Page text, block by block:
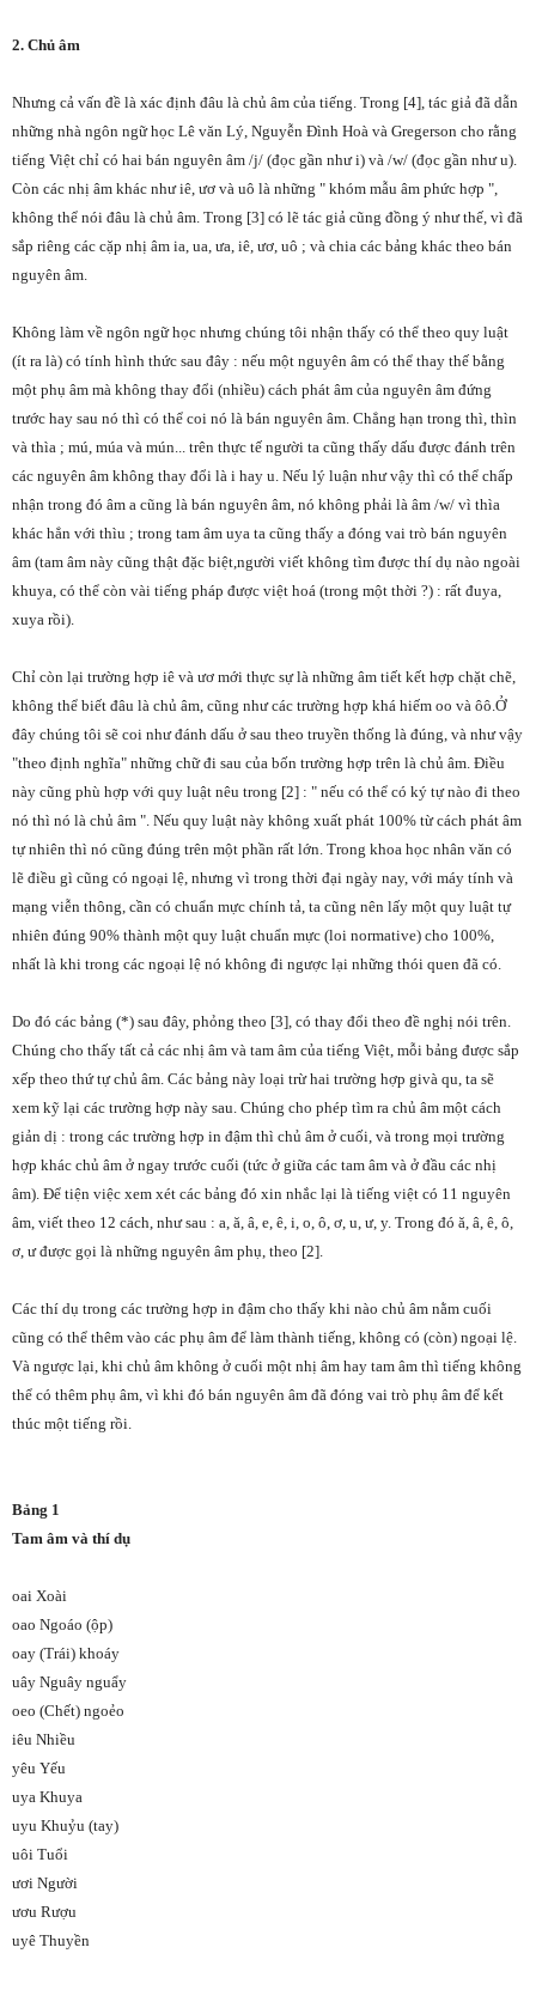
2. Chủ âm
Nhưng cả vấn đề là xác định đâu là chủ âm của tiếng. Trong [4], tác giả đã dẫn
những nhà ngôn ngữ học Lê văn Lý, Nguyễn Đình Hoà và Gregerson cho rằng
tiếng Việt chỉ có hai bán nguyên âm /j/ (đọc gần như i) và /w/ (đọc gần như u).
Còn các nhị âm khác như iê, ươ và uô là những " khóm mẫu âm phức hợp ",
không thể nói đâu là chủ âm. Trong [3] có lẽ tác giả cũng đồng ý như thế, vì đã
sắp riêng các cặp nhị âm ia, ua, ưa, iê, ươ, uô ; và chia các bảng khác theo bán
nguyên âm.
Không làm về ngôn ngữ học nhưng chúng tôi nhận thấy có thể theo quy luật
(ít ra là) có tính hình thức sau đây : nếu một nguyên âm có thể thay thế bằng
một phụ âm mà không thay đổi (nhiều) cách phát âm của nguyên âm đứng
trước hay sau nó thì có thể coi nó là bán nguyên âm. Chẳng hạn trong thì, thìn
và thìa ; mú, múa và mún... trên thực tế người ta cũng thấy dấu được đánh trên
các nguyên âm không thay đổi là i hay u. Nếu lý luận như vậy thì có thể chấp
nhận trong đó âm a cũng là bán nguyên âm, nó không phải là âm /w/ vì thìa
khác hẳn với thìu ; trong tam âm uya ta cũng thấy a đóng vai trò bán nguyên
âm (tam âm này cũng thật đặc biệt,người viết không tìm được thí dụ nào ngoài
khuya, có thể còn vài tiếng pháp được việt hoá (trong một thời ?) : rất đuya,
xuya rồi).
Chỉ còn lại trường hợp iê và ươ mới thực sự là những âm tiết kết hợp chặt chẽ,
không thể biết đâu là chủ âm, cũng như các trường hợp khá hiếm oo và ôô.Ở
đây chúng tôi sẽ coi như đánh dấu ở sau theo truyền thống là đúng, và như vậy
"theo định nghĩa" những chữ đi sau của bốn trường hợp trên là chủ âm. Điều
này cũng phù hợp với quy luật nêu trong [2] : " nếu có thể có ký tự nào đi theo
nó thì nó là chủ âm ". Nếu quy luật này không xuất phát 100% từ cách phát âm
tự nhiên thì nó cũng đúng trên một phần rất lớn. Trong khoa học nhân văn có
lẽ điều gì cũng có ngoại lệ, nhưng vì trong thời đại ngày nay, với máy tính và
mạng viễn thông, cần có chuẩn mực chính tả, ta cũng nên lấy một quy luật tự
nhiên đúng 90% thành một quy luật chuẩn mực (loi normative) cho 100%,
nhất là khi trong các ngoại lệ nó không đi ngược lại những thói quen đã có.
Do đó các bảng (*) sau đây, phỏng theo [3], có thay đổi theo đề nghị nói trên.
Chúng cho thấy tất cả các nhị âm và tam âm của tiếng Việt, mỗi bảng được sắp
xếp theo thứ tự chủ âm. Các bảng này loại trừ hai trường hợp givà qu, ta sẽ
xem kỹ lại các trường hợp này sau. Chúng cho phép tìm ra chủ âm một cách
giản dị : trong các trường hợp in đậm thì chủ âm ở cuối, và trong mọi trường
hợp khác chủ âm ở ngay trước cuối (tức ở giữa các tam âm và ở đầu các nhị
âm). Để tiện việc xem xét các bảng đó xin nhắc lại là tiếng việt có 11 nguyên
âm, viết theo 12 cách, như sau : a, ă, â, e, ê, i, o, ô, ơ, u, ư, y. Trong đó ă, â, ê, ô,
ơ, ư được gọi là những nguyên âm phụ, theo [2].
Các thí dụ trong các trường hợp in đậm cho thấy khi nào chủ âm nằm cuối
cũng có thể thêm vào các phụ âm để làm thành tiếng, không có (còn) ngoại lệ.
Và ngược lại, khi chủ âm không ở cuối một nhị âm hay tam âm thì tiếng không
thể có thêm phụ âm, vì khi đó bán nguyên âm đã đóng vai trò phụ âm để kết
thúc một tiếng rồi.
Bảng 1
Tam âm và thí dụ
oai Xoài
oao Ngoáo (ộp)
oay (Trái) khoáy
uây Nguây nguẩy
oeo (Chết) ngoẻo
iêu Nhiều
yêu Yếu
uya Khuya
uyu Khuỷu (tay)
uôi Tuổi
ươi Người
ươu Rượu
uyê Thuyền